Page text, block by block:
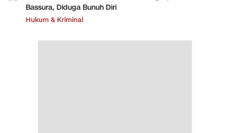
Bassura, Diduga Bunuh Diri
Hukum & Kriminal